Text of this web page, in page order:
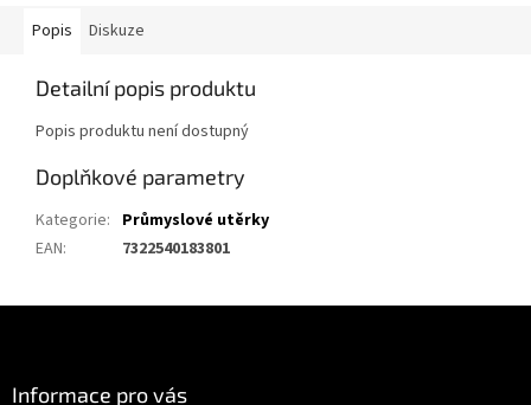
Popis Diskuze
Detailní popis produktu
Popis produktu není dostupný
Doplňkové parametry
Kategorie: Průmyslové utěrky
EAN: 7322540183801
Informace pro vás